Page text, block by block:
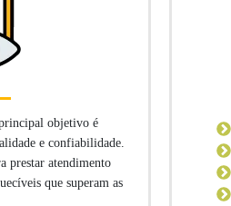
objetivo é
e confiabilidade.
prestar atendimento
que superam as